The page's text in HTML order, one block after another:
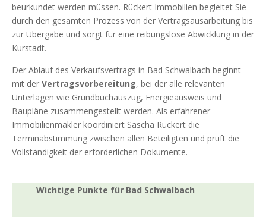
beurkundet werden müssen. Rückert Immobilien begleitet Sie
durch den gesamten Prozess von der Vertragsausarbeitung bis
zur Übergabe und sorgt für eine reibungslose Abwicklung in der
Kurstadt.
Der Ablauf des Verkaufsvertrags in Bad Schwalbach beginnt
mit der Vertragsvorbereitung, bei der alle relevanten
Unterlagen wie Grundbuchauszug, Energieausweis und
Baupläne zusammengestellt werden. Als erfahrener
Immobilienmakler koordiniert Sascha Rückert die
Terminabstimmung zwischen allen Beteiligten und prüft die
Vollständigkeit der erforderlichen Dokumente.
Wichtige Punkte für Bad Schwalbach